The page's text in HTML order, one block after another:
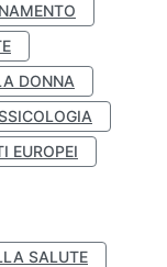
DONNA
EUROPEI
SALUTE